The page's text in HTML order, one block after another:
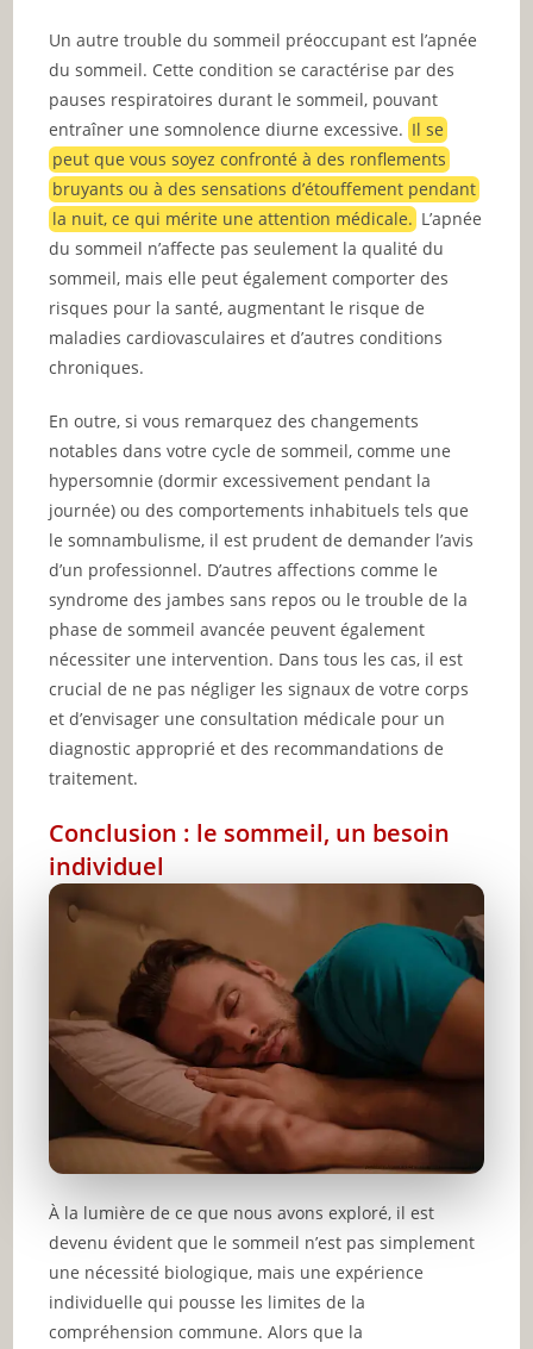
Un autre trouble du sommeil préoccupant est l’apnée
du sommeil. Cette condition se caractérise par des
pauses respiratoires durant le sommeil, pouvant
entraîner une somnolence diurne excessive.Il se
peut que vous soyez confronté à des ronflements
bruyants ou à des sensations d’étouffement pendant
la nuit, ce qui mérite une attention médicale. L’apnée
du sommeil n’affecte pas seulement la qualité du
sommeil, mais elle peut également comporter des
risques pour la santé, augmentant le risque de
maladies cardiovasculaires et d’autres conditions
chroniques.
En outre, si vous remarquez des changements
notables dans votre cycle de sommeil, comme une
hypersomnie (dormir excessivement pendant la
journée) ou des comportements inhabituels tels que
le somnambulisme, il est prudent de demander l’avis
d’un professionnel. D’autres affections comme le
syndrome des jambes sans repos ou le trouble de la
phase de sommeil avancée peuvent également
nécessiter une intervention. Dans tous les cas, il est
crucial de ne pas négliger les signaux de votre corps
et d’envisager une consultation médicale pour un
diagnostic approprié et des recommandations de
traitement.
Conclusion : le sommeil, un besoin
individuel
À la lumière de ce que nous avons exploré, il est
devenu évident que le sommeil n’est pas simplement
une nécessité biologique, mais une expérience
individuelle qui pousse les limites de la
compréhension commune. Alors que la